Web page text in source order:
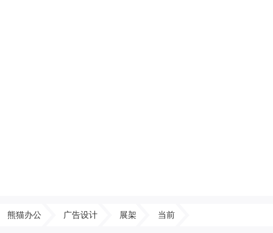
熊猫办公 广告设计 展架 当前